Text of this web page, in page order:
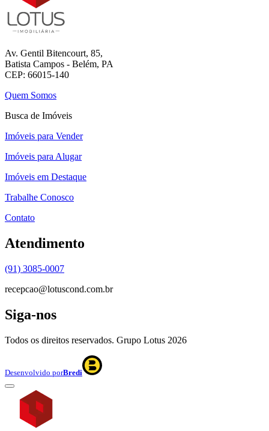
Av. Gentil Bitencourt, 85,
Batista Campos - Belém, PA
CEP: 66015-140
Quem Somos
Busca de Imóveis
Imóveis para Vender
Imóveis para Alugar
Imóveis em Destaque
Trabalhe Conosco
Contato
Atendimento
(91) 3085-0007
recepcao@lotuscond.com.br
Siga-nos
Todos os direitos reservados. Grupo Lotus 2026
Desenvolvido porBredi